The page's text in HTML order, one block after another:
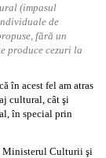
(impasul
de
fără un
produce cezuri la
în acest fel am atras
cultural, cât şi
în special prin
Ministerul Culturii şi